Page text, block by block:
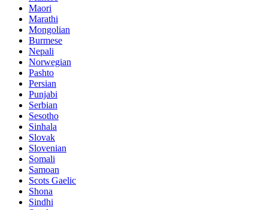
Maori
Marathi
Mongolian
Burmese
Nepali
Norwegian
Pashto
Persian
Punjabi
Serbian
Sesotho
Sinhala
Slovak
Slovenian
Somali
Samoan
Scots Gaelic
Shona
Sindhi